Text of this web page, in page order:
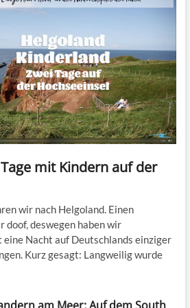
mit Kindern auf der
wir nach Helgoland. Einen
doof, deswegen haben wir
eine Nacht auf Deutschlands einziger
Kurz gesagt: Langweilig wurde